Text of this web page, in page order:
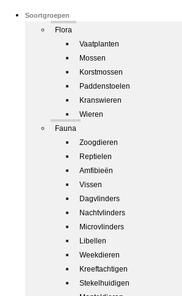
Soortgroepen
Flora
Vaatplanten
Mossen
Korstmossen
Paddenstoelen
Kranswieren
Wieren
Fauna
Zoogdieren
Reptielen
Amfibieën
Vissen
Dagvlinders
Nachtvlinders
Microvlinders
Libellen
Weekdieren
Kreeftachtigen
Stekelhuidigen